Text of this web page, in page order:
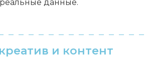
данные.
и контент